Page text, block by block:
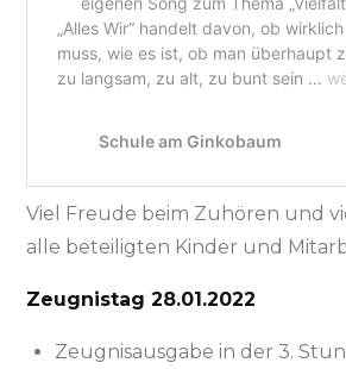
Viel Freude beim Zuhören und
alle beteiligten Kinder und
Zeugnistag 28.01.2022
Zeugnisausgabe in der 3.